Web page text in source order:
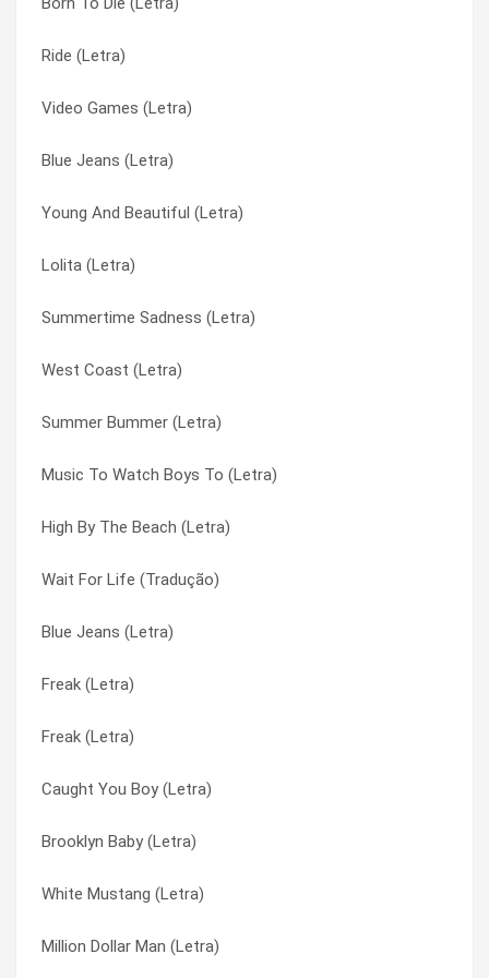
Ride (Letra)
Video Games (Letra)
Blue Jeans (Letra)
Young And Beautiful (Letra)
Lolita (Letra)
Summertime Sadness (Letra)
West Coast (Letra)
Summer Bummer (Letra)
Music To Watch Boys To (Letra)
High By The Beach (Letra)
Wait For Life (Tradução)
Blue Jeans (Letra)
Freak (Letra)
Freak (Letra)
Caught You Boy (Letra)
Brooklyn Baby (Letra)
White Mustang (Letra)
Million Dollar Man (Letra)
Cola (Letra)
Radio (Letra)
Heroin (Letra)
Beautiful People Beautiful Problems (Letra)
In My Feelings (Letra)
Coachella (Letra)
White Mustang (Letra)
Cherry (Letra)
Ride (Letra)
13 Beaches (Letra)
Summer Bummer (Letra)
Love (Letra)
C U L8R Alligator (Letra)
Lust for Life (Letra)
Blue Jeans (Letra)
Dark Paradise (Letra)
Cola (Letra)
Radio (Letra)
Carmen (Letra)
Caught You Boy (Letra)
Change (Letra)
Cherry (Letra)
Coachella (Letra)
Cola (Letra)
Cola (Letra)
Dark Paradise (Letra)
Freak (Letra)
Freak (Letra)
God Bless America (Letra)
Gods & Monsters (Letra)
Gods And Monsters (Letra)
Heroin (Letra)
High By The Beach (Letra)
Honeymoon (Letra)
In My Feelings (Letra)
Lolita (Letra)